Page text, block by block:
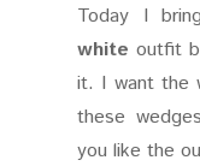
Today I
white outfit
it. I want the
these
you like the